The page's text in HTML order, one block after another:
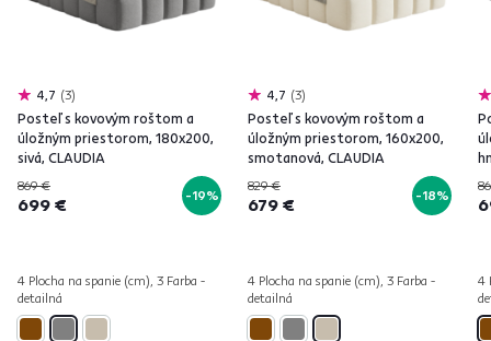
4,7 3
Posteľ s kovovým roštom a
úložným priestorom, 180x200,
sivá, CLAUDIA
869 €
699 € -19%
4 Plocha na spanie (cm), 3 Farba -
detailná
4,7 3
Posteľ s kovovým roštom a
úložným priestorom, 160x200,
smotanová, CLAUDIA
829 €
679 € -18%
4 Plocha na spanie (cm), 3 Farba -
detailná
4